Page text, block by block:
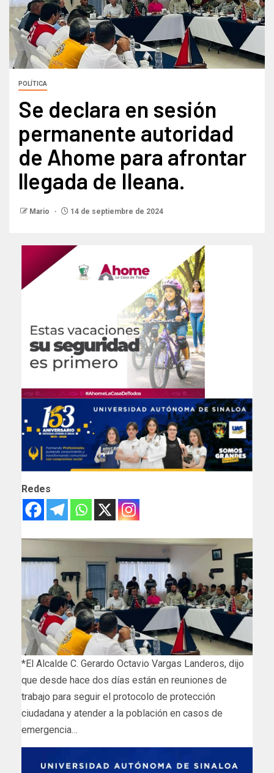
POLÍTICA
Se declara en sesión
permanente autoridad
de Ahome para afrontar
llegada de Ileana.
Mario 14 de septiembre de 2024
Redes
*El Alcalde C. Gerardo Octavio Vargas Landeros, dijo
que desde hace dos días están en reuniones de
trabajo para seguir el protocolo de protección
ciudadana y atender a la población en casos de
emergencia…